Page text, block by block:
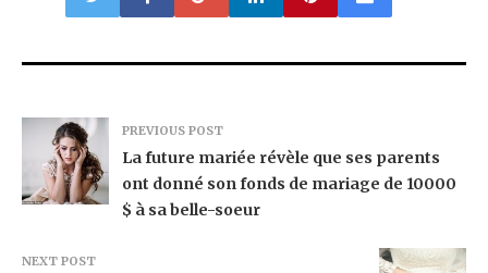
PREVIOUS POST
La future mariée révèle que ses parents
ont donné son fonds de mariage de 10000
$ à sa belle-soeur
NEXT POST